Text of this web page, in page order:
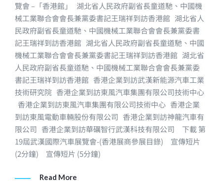
覽會 –「香港館」 湖北省人民政府副省長童道馳、中國機
械工業聯合會會長兼黨委書記王瑞祥到訪香港館 湖北省人
民政府副省長童道馳、中國機械工業聯合會會長兼黨委書
記王瑞祥到訪香港館 湖北省人民政府副省長童道馳、中國
機械工業聯合會會長兼黨委書記王瑞祥到訪香港館 湖北省
人民政府副省長童道馳、中國機械工業聯合會會長兼黨委
書記王瑞祥到訪香港館 香港企業到訪武漢新能源汽車工業
技術研究院 香港企業到訪東風汽車集團有限公司技術中心
香港企業到訪東風汽車集團有限公司技術中心 香港企業
到訪東風電動車輛股份有限公司 香港企業到訪神龍汽車有
限公司 香港企業到訪華礪智行武漢科技有限公司 下載 第
19屆武漢國際汽車展覽會-(香港展商參展目錄) 宣傳短片
(2分鐘) 宣傳短片 (5分鐘)
Read More